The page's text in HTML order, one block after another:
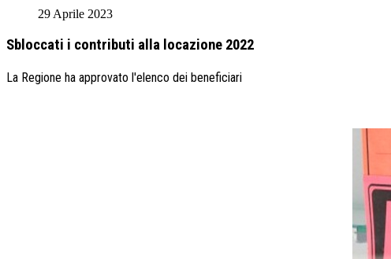
29 Aprile 2023
Sbloccati i contributi alla locazione 2022
La Regione ha approvato l'elenco dei beneficiari